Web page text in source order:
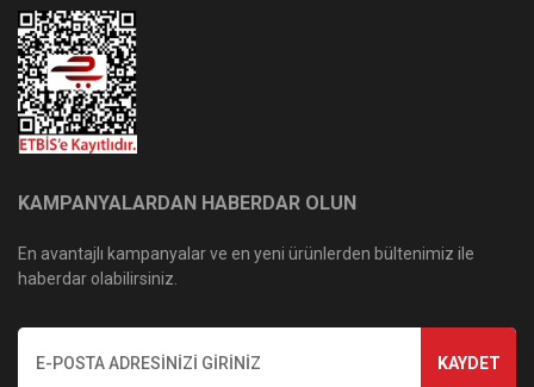
KAMPANYALARDAN HABERDAR OLUN
En avantajlı kampanyalar ve en yeni ürünlerden bültenimiz ile
haberdar olabilirsiniz.
KAYDET